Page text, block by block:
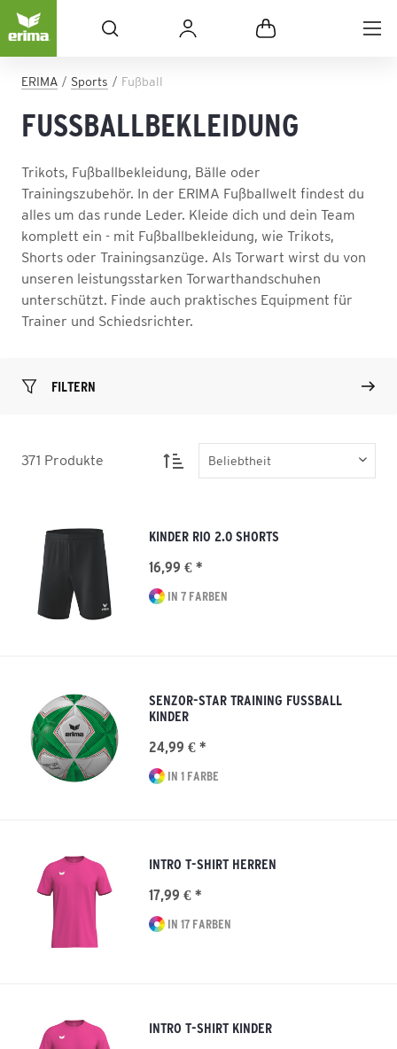
ERIMA Sports Fußball
FUSSBALLBEKLEIDUNG
Trikots, Fußballbekleidung, Bälle oder
Trainingszubehör. In der ERIMA Fußballwelt findest du
alles um das runde Leder. Kleide dich und dein Team
komplett ein - mit Fußballbekleidung, wie Trikots,
Shorts oder Trainingsanzüge. Als Torwart wirst du von
unseren leistungsstarken Torwarthandschuhen
unterschützt. Finde auch praktisches Equipment für
Trainer und Schiedsrichter.
FILTERN
371 Produkte
KINDER RIO 2.0 SHORTS
16,99 € *
IN 7 FARBEN
SENZOR-STAR TRAINING FUSSBALL K
INDER
24,99 € *
IN 1 FARBE
INTRO T-SHIRT HERREN
17,99 € *
IN 17 FARBEN
INTRO T-SHIRT KINDER